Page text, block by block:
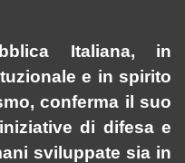
Italiana, in
e in spirito
conferma il suo
di difesa e
sviluppate sia in